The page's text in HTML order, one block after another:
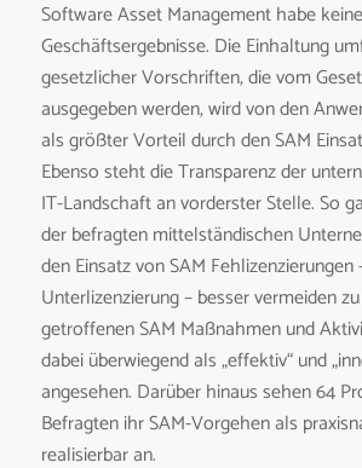
Software Asset Management habe
Geschäftsergebnisse. Die Einhaltung
gesetzlicher Vorschriften, die vom
ausgegeben werden, wird von den
als größter Vorteil durch den SAM
Ebenso steht die Transparenz der
IT-Landschaft an vorderster Stelle. So
der befragten mittelständischen
den Einsatz von SAM
Unterlizenzierung – besser vermeiden
getroffenen SAM Maßnahmen und
dabei überwiegend als „effektiv“ und
angesehen. Darüber hinaus sehen 64
Befragten ihr SAM-Vorgehen als
realisierbar an.